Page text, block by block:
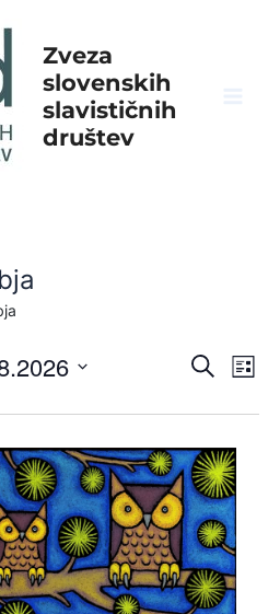
Zveza
slovenskih
slavističnih
društev
za
in
Iskanje